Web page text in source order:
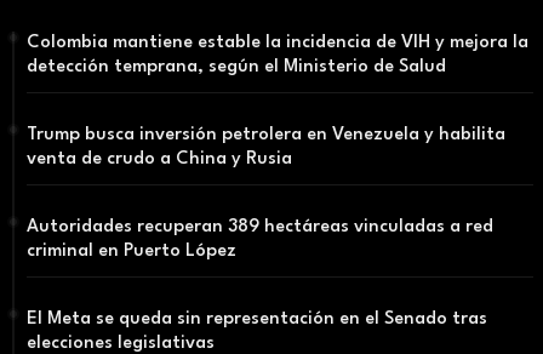
Colombia mantiene estable la incidencia de VIH y mejora la
detección temprana, según el Ministerio de Salud
Trump busca inversión petrolera en Venezuela y habilita
venta de crudo a China y Rusia
Autoridades recuperan 389 hectáreas vinculadas a red
criminal en Puerto López
El Meta se queda sin representación en el Senado tras
elecciones legislativas